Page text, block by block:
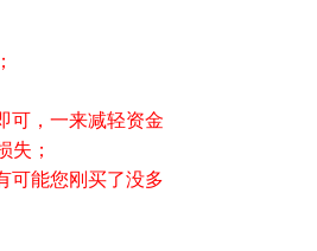
可，一来减轻资金
失；
可能您刚买了没多